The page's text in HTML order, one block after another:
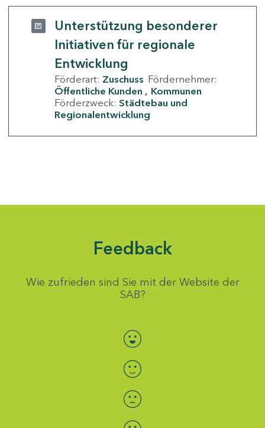
Unterstützung besonderer
Initiativen für regionale
Entwicklung
Förderart: Zuschuss Fördernehmer:
Öffentliche Kunden
Kommunen
Förderzweck: Städtebau und
Regionalentwicklung
Feedback
Wie zufrieden sind Sie mit der Website der
SAB?
Bewertung auswählen